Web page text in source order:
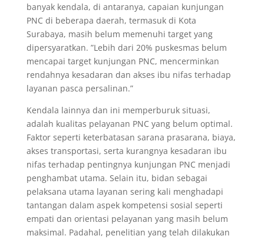
banyak kendala, di antaranya, capaian kunjungan
PNC di beberapa daerah, termasuk di Kota
Surabaya, masih belum memenuhi target yang
dipersyaratkan. ”Lebih dari 20% puskesmas belum
mencapai target kunjungan PNC, mencerminkan
rendahnya kesadaran dan akses ibu nifas terhadap
layanan pasca persalinan.”
Kendala lainnya dan ini memperburuk situasi,
adalah kualitas pelayanan PNC yang belum optimal.
Faktor seperti keterbatasan sarana prasarana, biaya,
akses transportasi, serta kurangnya kesadaran ibu
nifas terhadap pentingnya kunjungan PNC menjadi
penghambat utama. Selain itu, bidan sebagai
pelaksana utama layanan sering kali menghadapi
tantangan dalam aspek kompetensi sosial seperti
empati dan orientasi pelayanan yang masih belum
maksimal. Padahal, penelitian yang telah dilakukan